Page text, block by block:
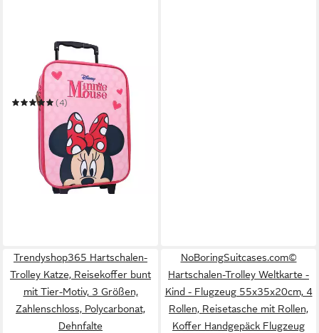
DISNEY MINNIE MOUSE
Kinderkoffer Trolley
Kindertrolley Mädchen Minni
Maus Pink Kinder Trolly
Leicht
(4)
UVP37,95 €
in 2-3 Werktagen bei dir
Trendyshop365 Hartschalen-
Trolley Katze, Reisekoffer bunt
mit Tier-Motiv, 3 Größen,
Zahlenschloss, Polycarbonat,
Dehnfalte
NoBoringSuitcases.com©
Hartschalen-Trolley Weltkarte -
Kind - Flugzeug 55x35x20cm, 4
Rollen, Reisetasche mit Rollen,
Koffer Handgepäck Flugzeug